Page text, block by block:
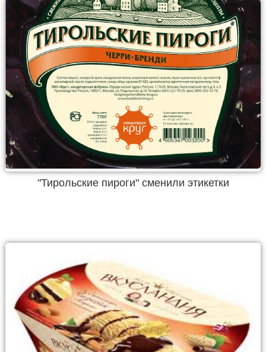
"Тирольские пироги" сменили этикетки